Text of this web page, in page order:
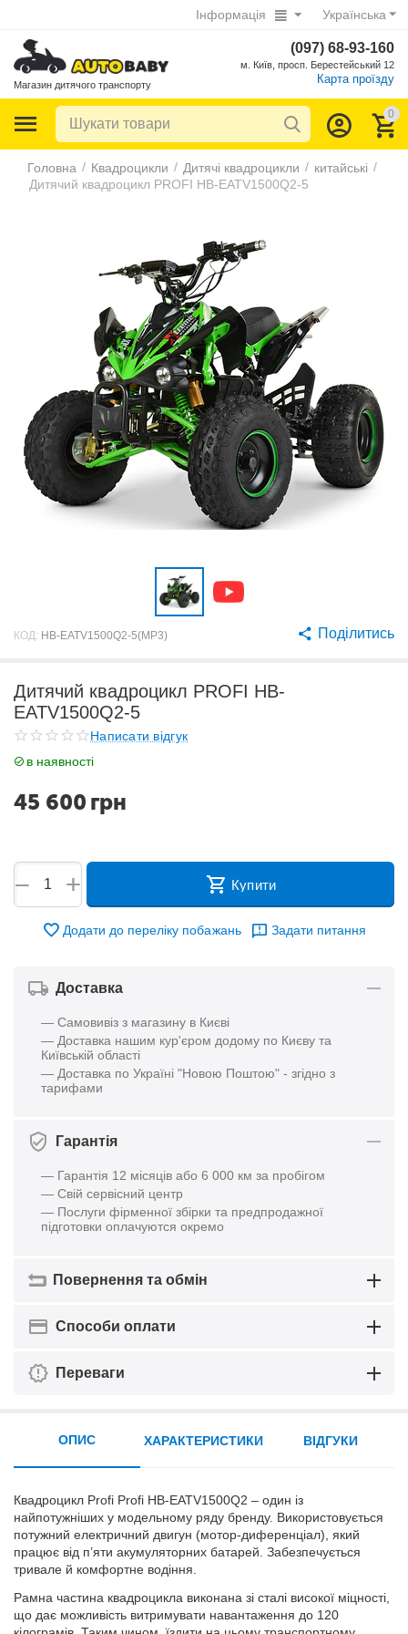
Українська
Інформація
Магазин дитячого транспорту
(097) 68-93-160
м. Київ, просп. Берестейський 12
Карта проїзду
0
Головна / Квадроцикли / Дитячі квадроцикли / китайські /
Дитячий квадроцикл PROFI HB-EATV1500Q2-5
КОД: HB-EATV1500Q2-5(MP3) Поділитись
Дитячий квадроцикл PROFI HB-
EATV1500Q2-5
Написати відгук
в наявності
45 600 грн
+
− Купити
Додати до переліку побажань Задати питання
Доставка
— Самовивіз з магазину в Києві
— Доставка нашим кур'єром додому по Києву та
Київській області
— Доставка по Україні "Новою Поштою" - згідно з
тарифами
Гарантія
— Гарантія 12 місяців або 6 000 км за пробігом
— Свій сервісний центр
— Послуги фірменної збірки та предпродажної
підготовки оплачуются окремо
Повернення та обмін
Способи оплати
Переваги
ОПИС
Квадроцикл Profi Profi HB-EATV1500Q2 – один із
найпотужніших у модельному ряду бренду. Використовується
потужний електричний двигун (мотор-диференціал), який
працює від п’яти акумуляторних батарей. Забезпечується
тривале й комфортне водіння.
Рамна частина квадроцикла виконана зі сталі високої міцності,
що дає можливість витримувати навантаження до 120
ХАРАКТЕРИСТИКИ ВІДГУКИ